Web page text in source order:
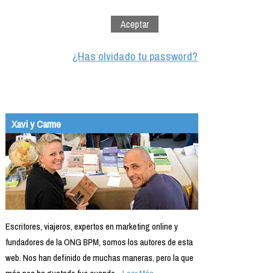
¿Has olvidado tu password?
Xavi y Carme
Escritores, viajeros, expertos en marketing online y
fundadores de la ONG BPM, somos los autores de esta
web. Nos han definido de muchas maneras, pero la que